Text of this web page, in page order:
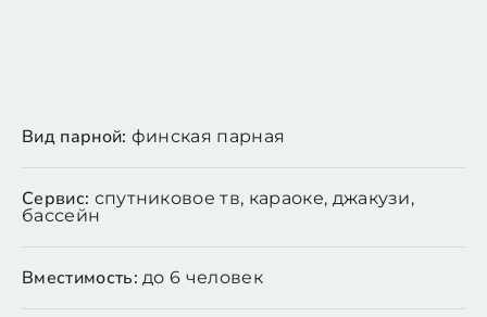
Вид парной: финская парная
Сервис: спутниковое тв, караоке, джакузи,
бассейн
Вместимость: до 6 человек